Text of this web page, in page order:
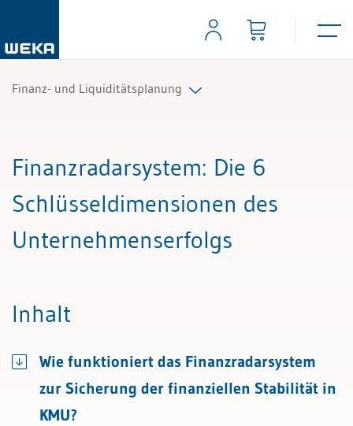
Finanz- und Liquiditätsplanung
Alle Fachexperten
Finanzradarsystem: Die 6
Schlüsseldimensionen des
Unternehmenserfolgs
Inhalt
Wie funktioniert das Finanzradarsystem
zur Sicherung der finanziellen Stabilität in
KMU?